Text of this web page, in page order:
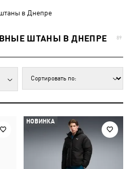
в Днепре
ШТАНЫ В ДНЕПРЕ
89
НОВИНКА